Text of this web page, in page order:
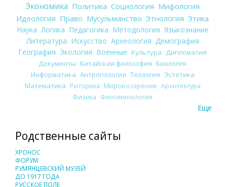
Экономика Политика Социология Мифология
Идеология Право Мусульманство Этнология Этика
Наука Логика Педагогика Методология Языкознание
Литература Искусство Археология Демография
География Экология Военные Культура
Дипломатия
Документы Китайская философия Биология
Информатика Антропология Теология Эстетика
Математика Риторика Мировоззрение Архитектура
Физика Феноменология
Еще
Родственные сайты
ХРОНОС
ФОРУМ
РУМЯНЦЕВСКИЙ МУЗЕЙ
ДО 1917 ГОДА
РУССКОЕ ПОЛЕ